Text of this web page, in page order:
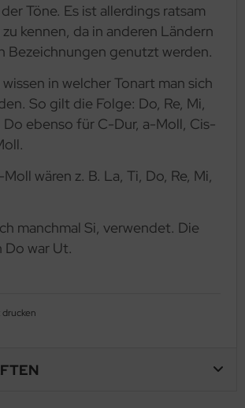
Töne. Es ist allerdings ratsam
kennen, da in anderen Ländern
Bezeichnungen genutzt werden.
in welcher Tonart man sich
So gilt die Folge: Do, Re, Mi,
Do ebenso für C-Dur, a-Moll, Cis-
wären z. B. La, Ti, Do, Re, Mi,
manchmal Si, verwendet. Die
Do war Ut.